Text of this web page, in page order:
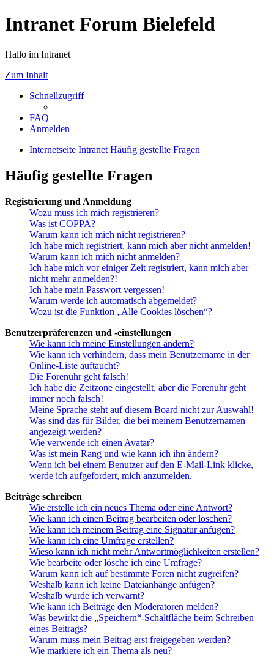
Intranet Forum Bielefeld
Hallo im Intranet
Zum Inhalt
Schnellzugriff
FAQ
Anmelden
Internetseite Intranet Häufig gestellte Fragen
Häufig gestellte Fragen
Registrierung und Anmeldung
Wozu muss ich mich registrieren?
Was ist COPPA?
Warum kann ich mich nicht registrieren?
Ich habe mich registriert, kann mich aber nicht anmelden!
Warum kann ich mich nicht anmelden?
Ich habe mich vor einiger Zeit registriert, kann mich aber
nicht mehr anmelden?!
Ich habe mein Passwort vergessen!
Warum werde ich automatisch abgemeldet?
Wozu ist die Funktion „Alle Cookies löschen“?
Benutzerpräferenzen und -einstellungen
Wie kann ich meine Einstellungen ändern?
Wie kann ich verhindern, dass mein Benutzername in der
Online-Liste auftaucht?
Die Forenuhr geht falsch!
Ich habe die Zeitzone eingestellt, aber die Forenuhr geht
immer noch falsch!
Meine Sprache steht auf diesem Board nicht zur Auswahl!
Was sind das für Bilder, die bei meinem Benutzernamen
angezeigt werden?
Wie verwende ich einen Avatar?
Was ist mein Rang und wie kann ich ihn ändern?
Wenn ich bei einem Benutzer auf den E-Mail-Link klicke,
werde ich aufgefordert, mich anzumelden.
Beiträge schreiben
Wie erstelle ich ein neues Thema oder eine Antwort?
Wie kann ich einen Beitrag bearbeiten oder löschen?
Wie kann ich meinem Beitrag eine Signatur anfügen?
Wie kann ich eine Umfrage erstellen?
Wieso kann ich nicht mehr Antwortmöglichkeiten erstellen?
Wie bearbeite oder lösche ich eine Umfrage?
Warum kann ich auf bestimmte Foren nicht zugreifen?
Weshalb kann ich keine Dateianhänge anfügen?
Weshalb wurde ich verwarnt?
Wie kann ich Beiträge den Moderatoren melden?
Was bewirkt die „Speichern“-Schaltfläche beim Schreiben
eines Beitrags?
Warum muss mein Beitrag erst freigegeben werden?
Wie markiere ich ein Thema als neu?